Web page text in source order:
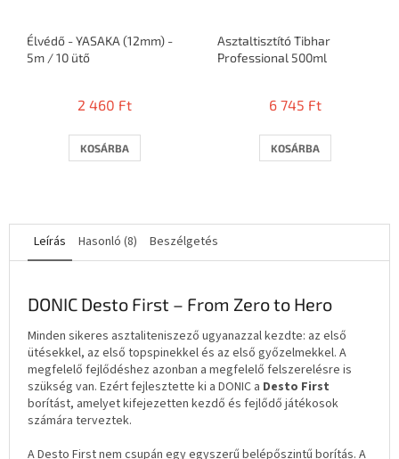
Élvédő - YASAKA (12mm) -
5m / 10 ütő
2 460 Ft
KOSÁRBA
Asztaltisztító Tibhar
Professional 500ml
6 745 Ft
KOSÁRBA
Leírás Hasonló (8) Beszélgetés
DONIC Desto First – From Zero to Hero
Minden sikeres asztaliteniszező ugyanazzal kezdte: az első
ütésekkel, az első topspinekkel és az első győzelmekkel. A
megfelelő fejlődéshez azonban a megfelelő felszerelésre is
szükség van. Ezért fejlesztette ki a DONIC a Desto First
borítást, amelyet kifejezetten kezdő és fejlődő játékosok
számára terveztek.
A Desto First nem csupán egy egyszerű belépőszintű borítás. A